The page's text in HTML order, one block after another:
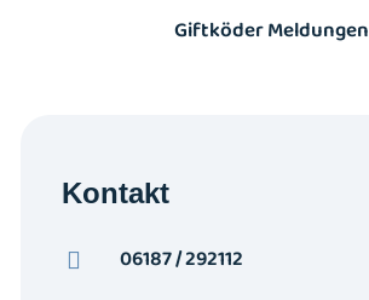
Giftköder Meldungen
Kontakt
06187 / 292112